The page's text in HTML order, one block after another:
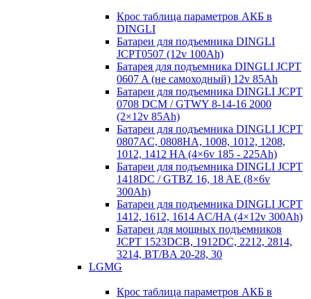
Крос таблица параметров АКБ в
DINGLI
Батареи для подъемника DINGLI
JCPT0507 (12v 100Ah)
Батарея для подъемника DINGLI JCPT
0607 A (не самоходный) 12v 85Ah
Батареи для подъемника DINGLI JCPT
0708 DCM / GTWY 8-14-16 2000
(2×12v 85Ah)
Батареи для подъемника DINGLI JCPT
0807AC, 0808HA, 1008, 1012, 1208,
1012, 1412 HA (4×6v 185 - 225Ah)
Батареи для подъемника DINGLI JCPT
1418DC / GTBZ 16, 18 AE (8×6v
300Ah)
Батареи для подъемника DINGLI JCPT
1412, 1612, 1614 AC/HA (4×12v 300Ah)
Батареи для мощных подъемников
JCPT 1523DCB, 1912DC, 2212, 2814,
3214, BT/BA 20-28, 30
LGMG
Крос таблица параметров АКБ в